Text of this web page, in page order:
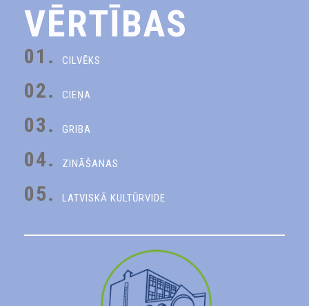
VĒRTĪBAS
01. CILVĒKS
02. CIEŅA
03. GRIBA
04. ZINĀŠANAS
05. LATVISKĀ KULTŪRVIDE